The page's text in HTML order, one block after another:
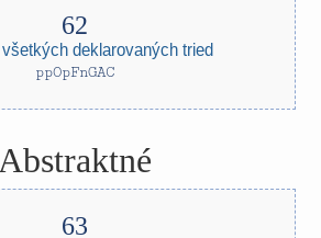
deklarovaných tried
ppOpFnGAC
Abstraktné